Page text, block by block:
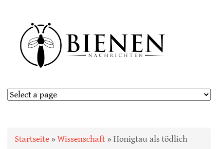
Sie sind hier
Startseite » Wissenschaft » Honigtau als tödlich